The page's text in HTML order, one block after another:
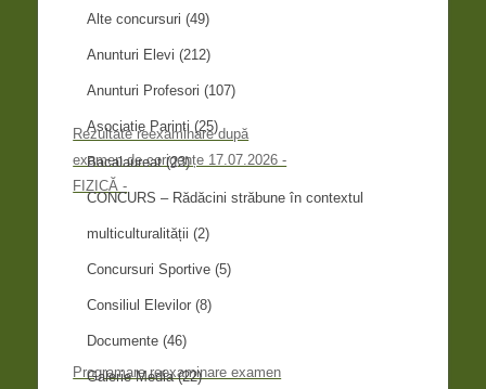
Rezultate reexaminare după
examen de corigențe 17.07.2026 -
FIZICĂ -
Programare reexaminare examen
Alte concursuri (49)
Anunturi Elevi (212)
Anunturi Profesori (107)
Asociatie Parinti (25)
Bacalaureat(23)
CONCURS – Rădăcini străbune în contextul
multiculturalității (2)
Concursuri Sportive (5)
Consiliul Elevilor (8)
Documente (46)
Galerie Media(22)